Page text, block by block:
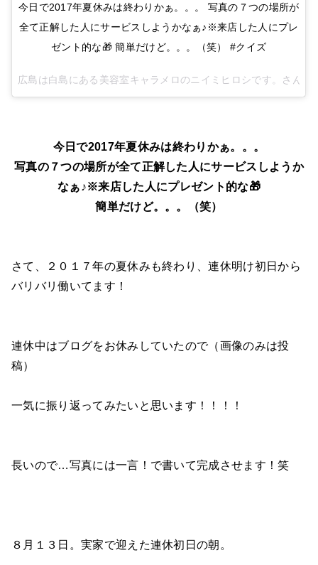
今日で2017年夏休みは終わりかぁ。。。 写真の７つの場所が
全て正解した人にサービスしようかなぁ♪※来店した人にプレ
ゼント的な🎁 簡単だけど。。。（笑） #クイズ
広島は白島にある美容室キャラメロのニイミヒロシです。さん
今日で2017年夏休みは終わりかぁ。。。
写真の７つの場所が全て正解した人にサービスしようか
なぁ♪※来店した人にプレゼント的な🎁
簡単だけど。。。（笑）
さて、２０１７年の夏休みも終わり、連休明け初日から
バリバリ働いてます！
連休中はブログをお休みしていたので（画像のみは投
稿）
一気に振り返ってみたいと思います！！！！
長いので…写真には一言！で書いて完成させます！笑
８月１３日。実家で迎えた連休初日の朝。